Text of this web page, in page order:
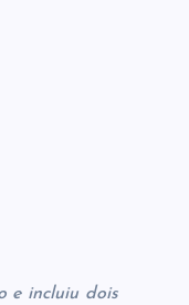
e incluiu dois